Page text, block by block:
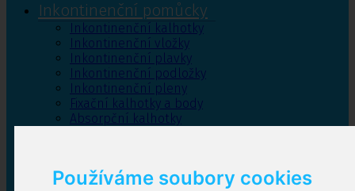
Používáme soubory cookies
Inkontinenční pomůcky
Inkontinenční kalhotky
Inkontinenční vložky
Inkontinenční plavky
Inkontinenční podložky
Inkontinenční pleny
Fixační kalhotky a body
Absorpční kalhotky